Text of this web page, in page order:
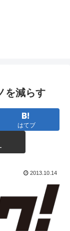
を減らす
はてブ
2013.10.14